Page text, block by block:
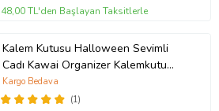
48,00 TL'den Başlayan Taksitlerle
Kalem Kutusu Halloween Sevimli
Cadı Kawai Organizer Kalemkutu
Vegan Deri Üç Bölmeli Kalemlik
(1)
Kargo Bedava